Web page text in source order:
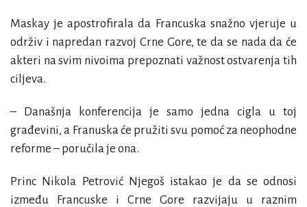
Maskay je apostrofirala da Francuska snažno vjeruje u
održiv i napredan razvoj Crne Gore, te da se nada da će
akteri na svim nivoima prepoznati važnost ostvarenja tih
ciljeva.
– Današnja konferencija je samo jedna cigla u toj
građevini, a Franuska će pružiti svu pomoć za neophodne
reforme – poručila je ona.
Princ Nikola Petrović Njegoš istakao je da se odnosi
između Francuske i Crne Gore razvijaju u raznim